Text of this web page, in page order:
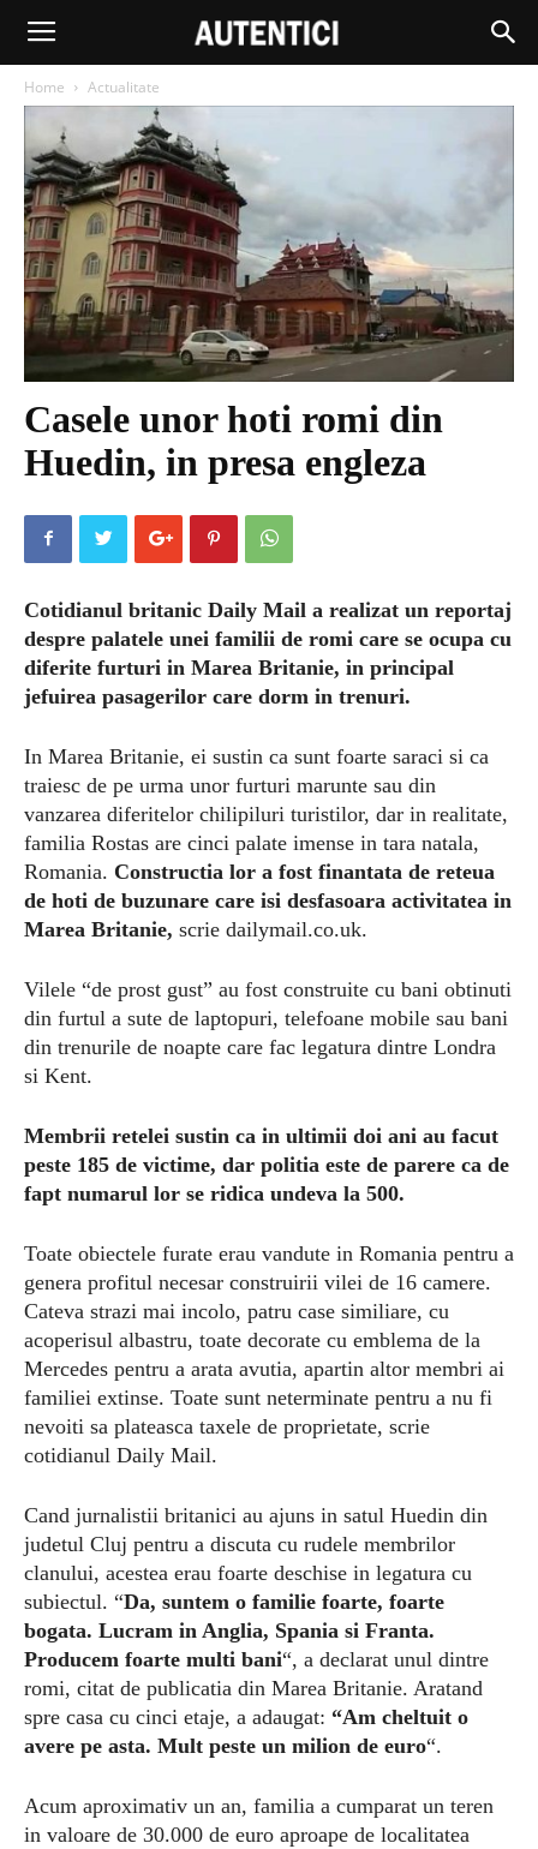
Home Actualitate
Casele unor hoti romi din
Huedin, in presa engleza
Cotidianul britanic Daily Mail a realizat un reportaj
despre palatele unei familii de romi care se ocupa cu
diferite furturi in Marea Britanie, in principal
jefuirea pasagerilor care dorm in trenuri.
In Marea Britanie, ei sustin ca sunt foarte saraci si ca
traiesc de pe urma unor furturi marunte sau din
vanzarea diferitelor chilipiluri turistilor, dar in realitate,
familia Rostas are cinci palate imense in tara natala,
Romania. Constructia lor a fost finantata de reteua
de hoti de buzunare care isi desfasoara activitatea in
Marea Britanie, scrie dailymail.co.uk.
Vilele “de prost gust” au fost construite cu bani obtinuti
din furtul a sute de laptopuri, telefoane mobile sau bani
din trenurile de noapte care fac legatura dintre Londra
si Kent.
Membrii retelei sustin ca in ultimii doi ani au facut
peste 185 de victime, dar politia este de parere ca de
fapt numarul lor se ridica undeva la 500.
Toate obiectele furate erau vandute in Romania pentru a
genera profitul necesar construirii vilei de 16 camere.
Cateva strazi mai incolo, patru case similiare, cu
acoperisul albastru, toate decorate cu emblema de la
Mercedes pentru a arata avutia, apartin altor membri ai
familiei extinse. Toate sunt neterminate pentru a nu fi
nevoiti sa plateasca taxele de proprietate, scrie
cotidianul Daily Mail.
Cand jurnalistii britanici au ajuns in satul Huedin din
judetul Cluj pentru a discuta cu rudele membrilor
clanului, acestea erau foarte deschise in legatura cu
subiectul. “Da, suntem o familie foarte, foarte
bogata. Lucram in Anglia, Spania si Franta.
Producem foarte multi bani“, a declarat unul dintre
romi, citat de publicatia din Marea Britanie. Aratand
spre casa cu cinci etaje, a adaugat: “Am cheltuit o
avere pe asta. Mult peste un milion de euro“.
Acum aproximativ un an, familia a cumparat un teren
in valoare de 30.000 de euro aproape de localitatea